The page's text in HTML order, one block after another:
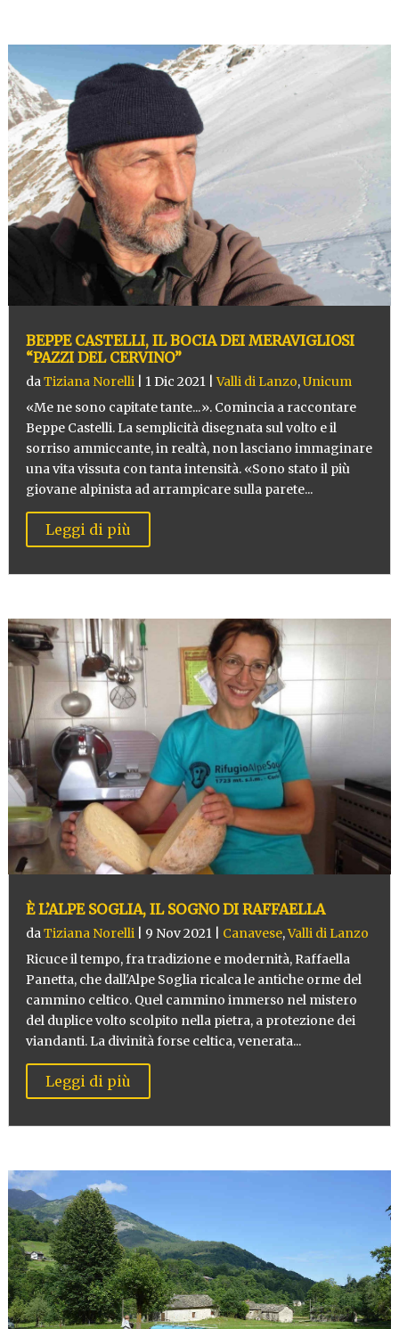
BEPPE CASTELLI, IL BOCIA DEI MERAVIGLIOSI
“PAZZI DEL CERVINO”
daTiziana Norelli| 1 Dic 2021|Valli di Lanzo,Unicum
«Me ne sono capitate tante...». Comincia a raccontare
Beppe Castelli. La semplicità disegnata sul volto e il
sorriso ammiccante, in realtà, non lasciano immaginare
una vita vissuta con tanta intensità. «Sono stato il più
giovane alpinista ad arrampicare sulla parete...
Leggi di più
È L’ALPE SOGLIA, IL SOGNO DI RAFFAELLA
daTiziana Norelli| 9 Nov 2021| Canavese,Valli di Lanzo
Ricuce il tempo, fra tradizione e modernità, Raffaella
Panetta, che dall'Alpe Soglia ricalca le antiche orme del
cammino celtico. Quel cammino immerso nel mistero
del duplice volto scolpito nella pietra, a protezione dei
viandanti. La divinità forse celtica, venerata...
Leggi di più